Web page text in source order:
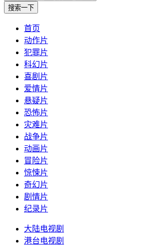
首页
动作片
犯罪片
科幻片
喜剧片
爱情片
悬疑片
恐怖片
灾难片
战争片
动画片
冒险片
惊悚片
奇幻片
剧情片
纪录片
大陆电视剧
港台电视剧